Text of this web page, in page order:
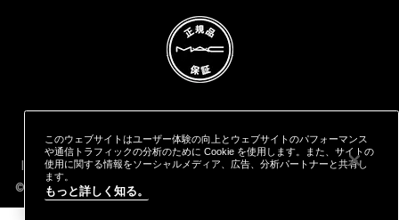
オンラインショッピングご利用規約
M·A·C 製品の偽造品について
カウンタープライバシーポリシー
STYLE="COLOR: #9EAFFF;CURSOR: POINTER;">クッキーを管理
© MAKE-UP ART COSMETICS. ALL WORLDWIDE RIGHTS RESERVED
このウェブサイトはユーザー体験の向上とウェブサイトのパフォーマンス
や通信トラフィックの分析のために Cookie を使用します。また、サイトの
使用に関する情報をソーシャルメディア、広告、分析パートナーと共有し
ます。
もっと詳しく知る。